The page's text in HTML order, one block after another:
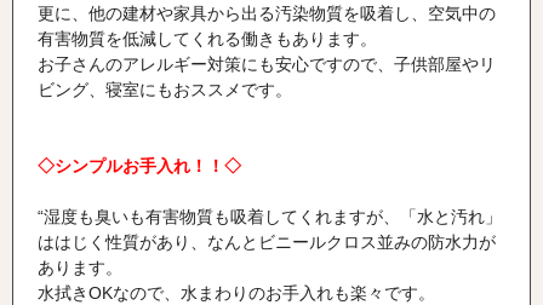
更に、他の建材や家具から出る汚染物質を吸着し、空気中の
有害物質を低減してくれる働きもあります。
お子さんのアレルギー対策にも安心ですので、子供部屋やリ
ビング、寝室にもおススメです。
◇シンプルお手入れ！！◇
“湿度も臭いも有害物質も吸着してくれますが、「水と汚れ」
ははじく性質があり、なんとビニールクロス並みの防水力が
あります。
水拭きOKなので、水まわりのお手入れも楽々です。